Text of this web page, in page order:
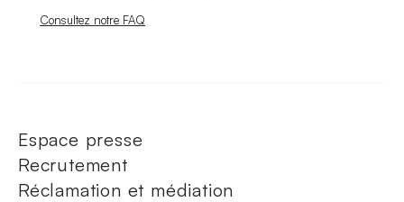
Nouvelle fenêtre
Consultez notre FAQ
Espace presse
Recrutement
Réclamation et médiation